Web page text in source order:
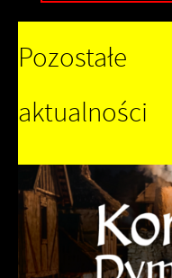
Pozostałe
aktualności